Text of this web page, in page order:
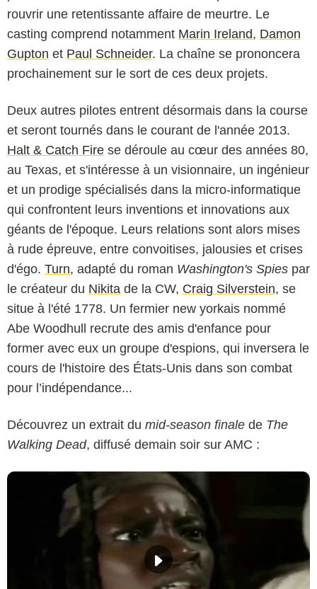
rouvrir une retentissante affaire de meurtre. Le
casting comprend notamment Marin Ireland, Damon
Gupton et Paul Schneider. La chaîne se prononcera
prochainement sur le sort de ces deux projets.
Deux autres pilotes entrent désormais dans la course
et seront tournés dans le courant de l'année 2013.
Halt & Catch Fire se déroule au cœur des années 80,
au Texas, et s'intéresse à un visionnaire, un ingénieur
et un prodige spécialisés dans la micro-informatique
qui confrontent leurs inventions et innovations aux
géants de l'époque. Leurs relations sont alors mises
à rude épreuve, entre convoitises, jalousies et crises
d'égo. Turn, adapté du roman Washington's Spies par
le créateur du Nikita de la CW, Craig Silverstein, se
situe à l'été 1778. Un fermier new yorkais nommé
Abe Woodhull recrute des amis d'enfance pour
former avec eux un groupe d'espions, qui inversera le
cours de l'histoire des États-Unis dans son combat
pour l’indépendance...
Découvrez un extrait du mid-season finale de The
Walking Dead, diffusé demain soir sur AMC :